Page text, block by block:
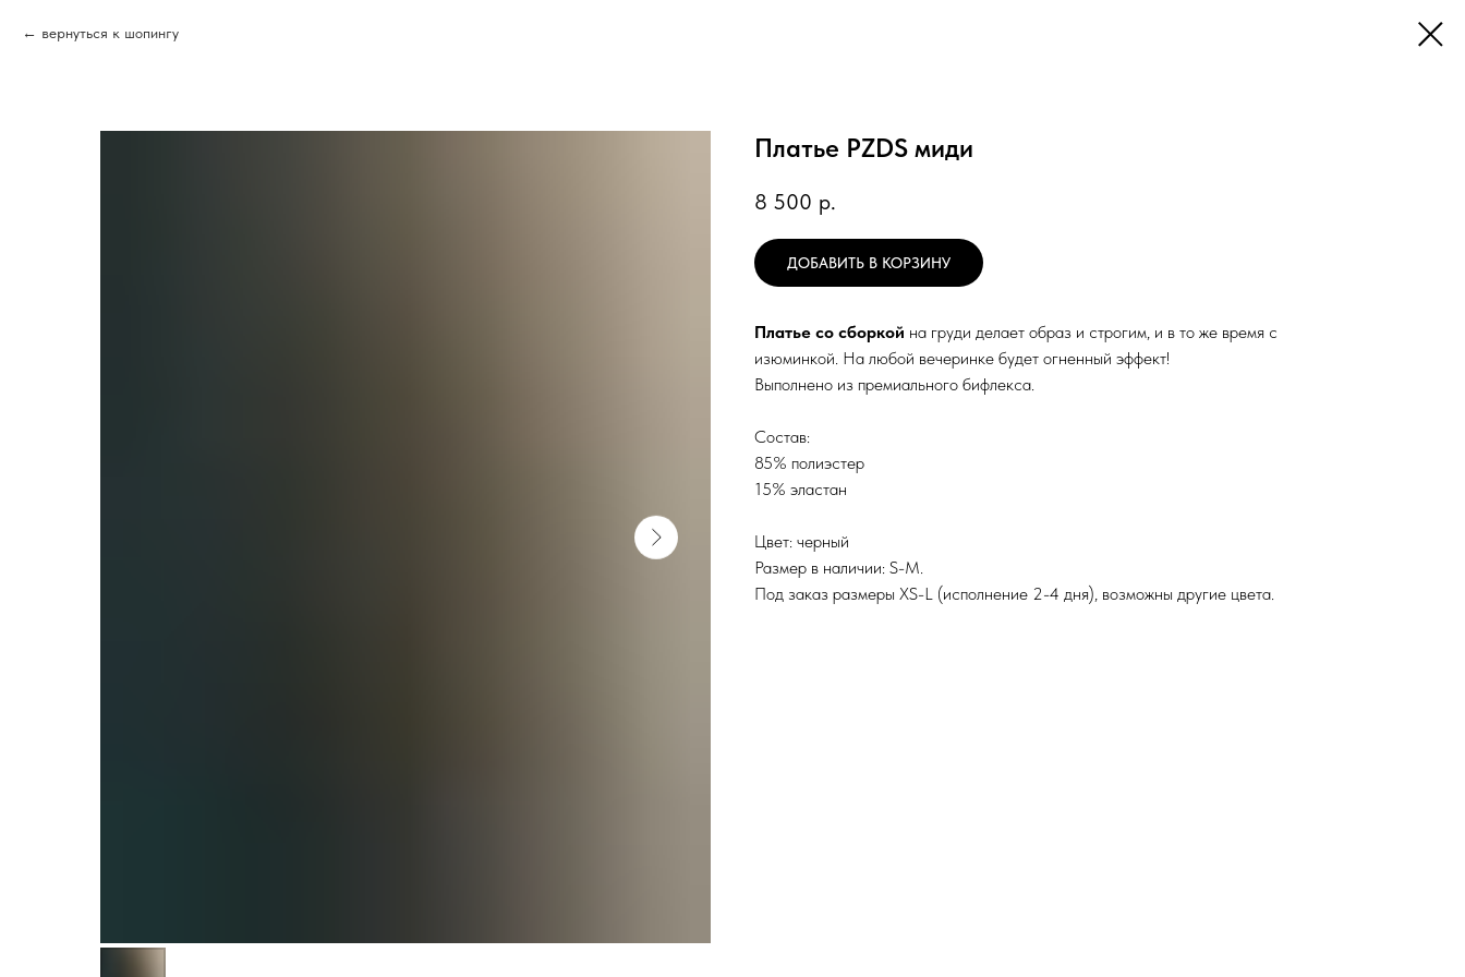
вернуться к шопингу
Платье PZDS миди
8 500 р.
ДОБАВИТЬ В КОРЗИНУ
Платье со сборкой на груди делает образ и строгим, и в то же время с
изюминкой. На любой вечеринке будет огненный эффект!
Выполнено из премиального бифлекса.
Состав:
85% полиэстер
15% эластан
Цвет: черный
Размер в наличии: S-М.
Под заказ размеры XS-L (исполнение 2-4 дня), возможны другие цвета.